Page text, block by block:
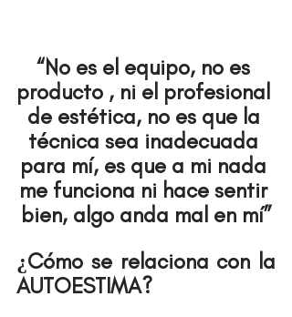
“No es el equipo, no es
producto , ni el profesional
de estética, no es que la
técnica sea inadecuada
para mí, es que a mi nada
me funciona ni hace sentir
bien, algo anda mal en mí”
¿Cómo se relaciona con la
AUTOESTIMA?